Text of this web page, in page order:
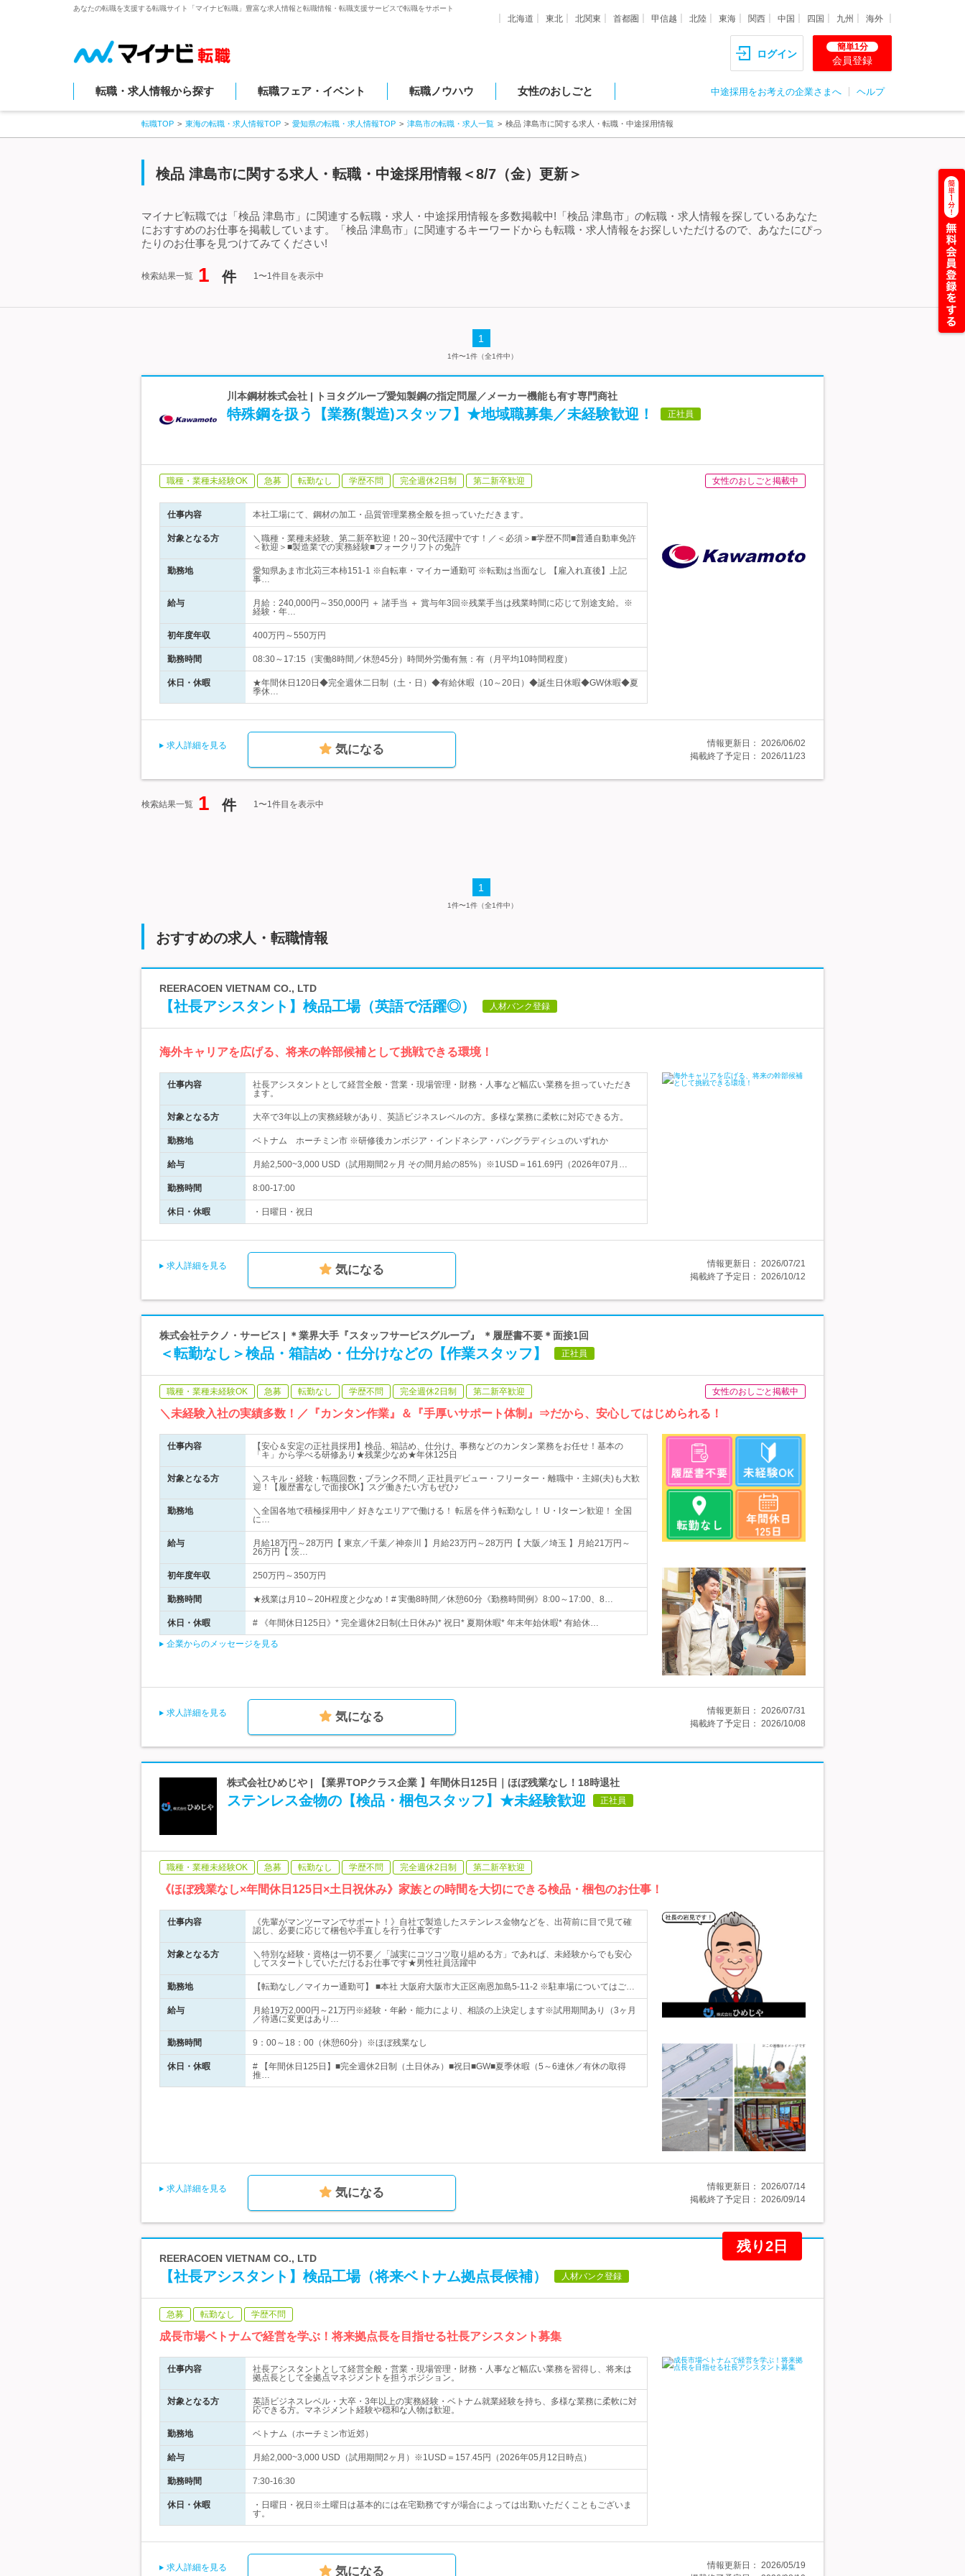
あなたの転職を支援する転職サイト「マイナビ転職」豊富な求人情報と転職情報・転職支援サービスで転職をサポート
北海道 東北 北関東 首都圏 甲信越 北陸 東海 関西 中国 四国 九州 海外
ログイン
簡単1分
会員登録
転職・求人情報から探す 転職フェア・イベント 転職ノウハウ 女性のおしごと 中途採用をお考えの企業さまへ ヘルプ
転職TOP 東海の転職・求人情報TOP 愛知県の転職・求人情報TOP 津島市の転職・求人一覧 検品 津島市に関する求人・転職・中途採用情報
検品 津島市に関する求人・転職・中途採用情報＜8/7（金）更新＞
マイナビ転職では「検品 津島市」に関連する転職・求人・中途採用情報を多数掲載中!「検品 津島市」の転職・求人情報を探しているあなた
におすすめのお仕事を掲載しています。「検品 津島市」に関連するキーワードからも転職・求人情報をお探しいただけるので、あなたにぴっ
たりのお仕事を見つけてみてください!
検索結果一覧 1 件 1〜1件目を表示中
1
1件〜1件（全1件中）
川本鋼材株式会社 | トヨタグループ愛知製鋼の指定問屋／メーカー機能も有す専門商社
特殊鋼を扱う【業務(製造)スタッフ】★地域職募集／未経験歓迎！ 正社員
職種・業種未経験OK 急募 転勤なし 学歴不問 完全週休2日制 第二新卒歓迎 女性のおしごと掲載中
仕事内容 本社工場にて、鋼材の加工・品質管理業務全般を担っていただきます。
対象となる方
＼職種・業種未経験、第二新卒歓迎！20～30代活躍中です！／＜必須＞■学歴不問■普通自動車免許
＜歓迎＞■製造業での実務経験■フォークリフトの免許
勤務地
愛知県あま市北苅三本柿151-1 ※自転車・マイカー通勤可 ※転勤は当面なし 【雇入れ直後】上記
事…
給与
月給：240,000円～350,000円 ＋ 諸手当 ＋ 賞与年3回※残業手当は残業時間に応じて別途支給。※
経験・年…
初年度年収 400万円～550万円
勤務時間 08:30～17:15（実働8時間／休憩45分）時間外労働有無：有（月平均10時間程度）
休日・休暇
★年間休日120日◆完全週休二日制（土・日）◆有給休暇（10～20日）◆誕生日休暇◆GW休暇◆夏
季休…
求人詳細を見る 気になる 情報更新日： 2026/06/02
掲載終了予定日： 2026/11/23
検索結果一覧 1 件 1〜1件目を表示中
1
1件〜1件（全1件中）
おすすめの求人・転職情報
REERACOEN VIETNAM CO., LTD
【社長アシスタント】検品工場（英語で活躍◎） 人材バンク登録
海外キャリアを広げる、将来の幹部候補として挑戦できる環境！
仕事内容
社長アシスタントとして経営全般・営業・現場管理・財務・人事など幅広い業務を担っていただき
ます。
対象となる方 大卒で3年以上の実務経験があり、英語ビジネスレベルの方。多様な業務に柔軟に対応できる方。
勤務地 ベトナム ホーチミン市 ※研修後カンボジア・インドネシア・バングラディシュのいずれか
給与 月給2,500~3,000 USD（試用期間2ヶ月 その間月給の85%）※1USD＝161.69円（2026年07月…
勤務時間 8:00-17:00
休日・休暇 ・日曜日・祝日
求人詳細を見る 気になる 情報更新日： 2026/07/21
掲載終了予定日： 2026/10/12
株式会社テクノ・サービス | ＊業界大手『スタッフサービスグループ』 ＊履歴書不要＊面接1回
＜転勤なし＞検品・箱詰め・仕分けなどの【作業スタッフ】 正社員
職種・業種未経験OK 急募 転勤なし 学歴不問 完全週休2日制 第二新卒歓迎 女性のおしごと掲載中
＼未経験入社の実績多数！／『カンタン作業』＆『手厚いサポート体制』⇒だから、安心してはじめられる！
仕事内容
【安心＆安定の正社員採用】検品、箱詰め、仕分け、事務などのカンタン業務をお任せ！基本の
「キ」から学べる研修あり★残業少なめ★年休125日
対象となる方
＼スキル・経験・転職回数・ブランク不問／ 正社員デビュー・フリーター・離職中・主婦(夫)も大歓
迎！【履歴書なしで面接OK】スグ働きたい方もぜひ♪
勤務地
＼全国各地で積極採用中／ 好きなエリアで働ける！ 転居を伴う転勤なし！ U・Iターン歓迎！ 全国
に…
給与
月給18万円～28万円【 東京／千葉／神奈川 】月給23万円～28万円【 大阪／埼玉 】月給21万円～
26万円【 茨…
初年度年収 250万円～350万円
勤務時間 ★残業は月10～20H程度と少なめ！# 実働8時間／休憩60分《勤務時間例》8:00～17:00、8…
休日・休暇 # 《年間休日125日》* 完全週休2日制(土日休み)* 祝日* 夏期休暇* 年末年始休暇* 有給休…
企業からのメッセージを見る
求人詳細を見る 気になる 情報更新日： 2026/07/31
掲載終了予定日： 2026/10/08
株式会社ひめじや | 【業界TOPクラス企業 】年間休日125日｜ほぼ残業なし！18時退社
ステンレス金物の【検品・梱包スタッフ】★未経験歓迎 正社員
職種・業種未経験OK 急募 転勤なし 学歴不問 完全週休2日制 第二新卒歓迎
《ほぼ残業なし×年間休日125日×土日祝休み》家族との時間を大切にできる検品・梱包のお仕事！
仕事内容
《先輩がマンツーマンでサポート！》自社で製造したステンレス金物などを、出荷前に目で見て確
認し、必要に応じて梱包や手直しを行う仕事です
対象となる方
＼特別な経験・資格は一切不要／「誠実にコツコツ取り組める方」であれば、未経験からでも安心
してスタートしていただけるお仕事です★男性社員活躍中
勤務地 【転勤なし／マイカー通勤可】 ■本社 大阪府大阪市大正区南恩加島5-11-2 ※駐車場についてはご…
給与
月給19万2,000円～21万円※経験・年齢・能力により、相談の上決定します※試用期間あり（3ヶ月
／待遇に変更はあり…
勤務時間 9：00～18：00（休憩60分）※ほぼ残業なし
休日・休暇
# 【年間休日125日】■完全週休2日制（土日休み）■祝日■GW■夏季休暇（5～6連休／有休の取得
推…
求人詳細を見る 気になる 情報更新日： 2026/07/14
掲載終了予定日： 2026/09/14
残り2日
REERACOEN VIETNAM CO., LTD
【社長アシスタント】検品工場（将来ベトナム拠点長候補） 人材バンク登録
急募 転勤なし 学歴不問
成長市場ベトナムで経営を学ぶ！将来拠点長を目指せる社長アシスタント募集
仕事内容
社長アシスタントとして経営全般・営業・現場管理・財務・人事など幅広い業務を習得し、将来は
拠点長として全拠点マネジメントを担うポジション。
対象となる方
英語ビジネスレベル・大卒・3年以上の実務経験・ベトナム就業経験を持ち、多様な業務に柔軟に対
応できる方。マネジメント経験や穏和な人物は歓迎。
勤務地 ベトナム（ホーチミン市近郊）
給与 月給2,000~3,000 USD（試用期間2ヶ月）※1USD＝157.45円（2026年05月12日時点）
勤務時間 7:30-16:30
休日・休暇
・日曜日・祝日※土曜日は基本的には在宅勤務ですが場合によっては出勤いただくこともございま
す。
求人詳細を見る 気になる 情報更新日： 2026/05/19